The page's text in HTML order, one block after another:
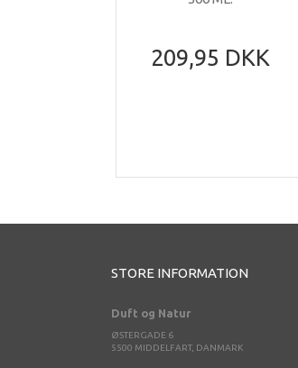
209,95 DKK
STORE INFORMATION
Duft og Natur
ØSTERGADE 6
5500 MIDDELFART, DANMARK